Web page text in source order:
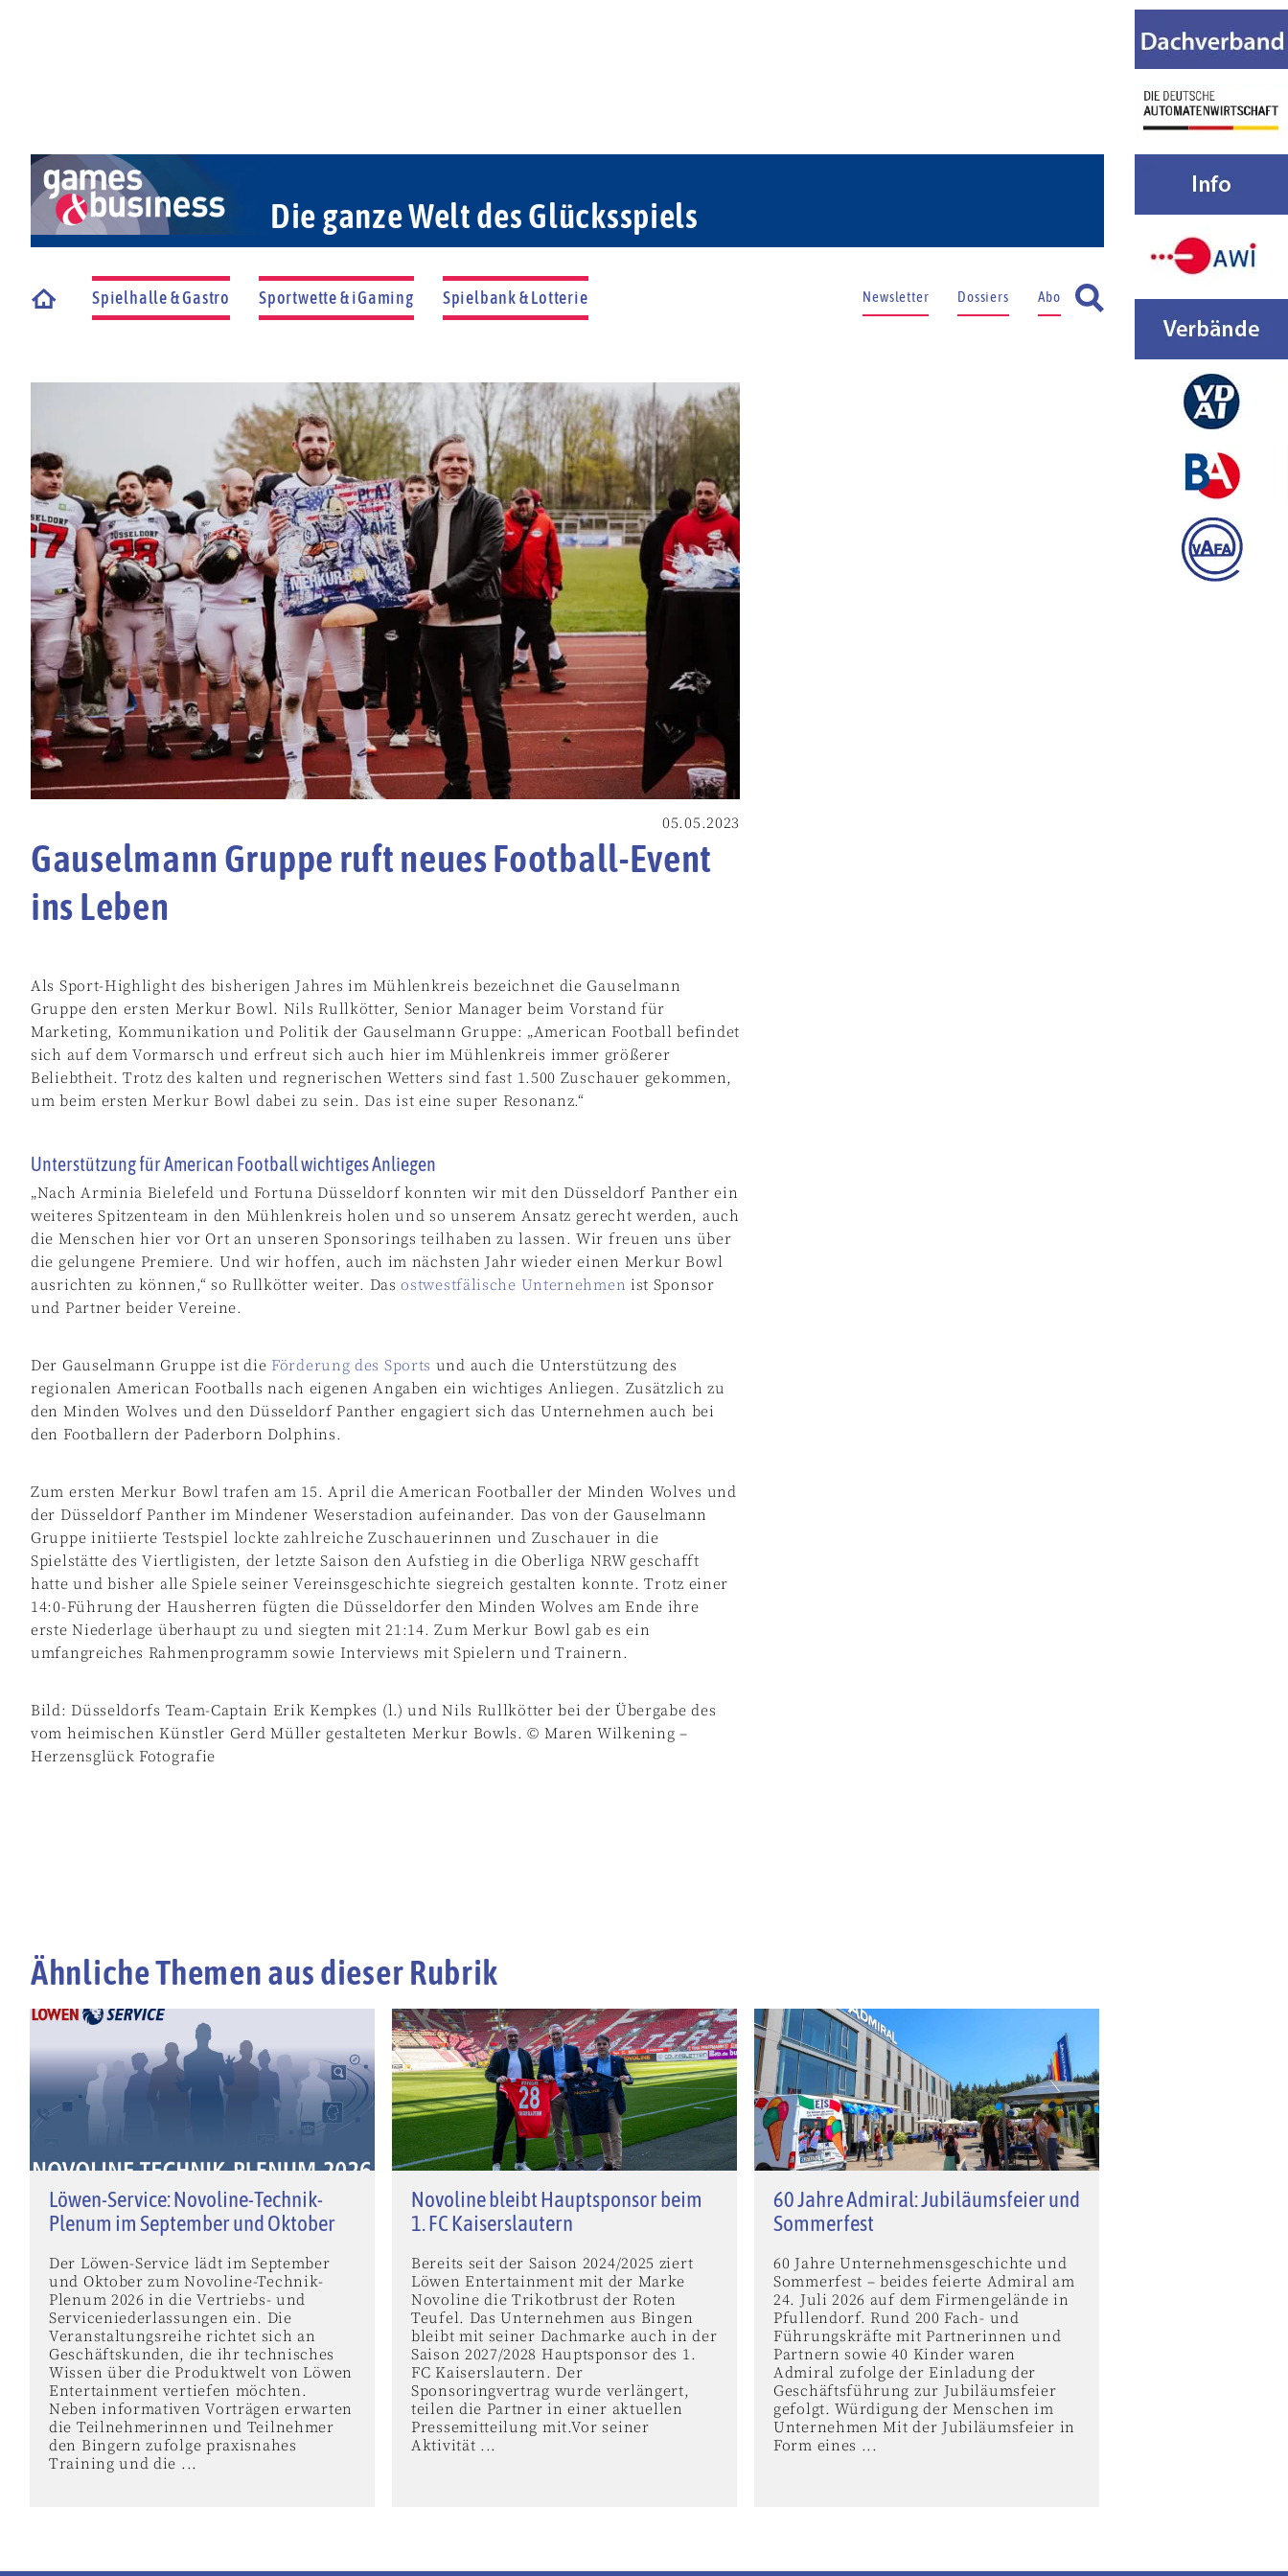
Die ganze Welt des Glücksspiels
Spielhalle & Gastro Sportwette & iGaming Spielbank & Lotterie Newsletter Dossiers Abo
05.05.2023
Gauselmann Gruppe ruft neues Football-Event
ins Leben
Als Sport-Highlight des bisherigen Jahres im Mühlenkreis bezeichnet die Gauselmann
Gruppe den ersten Merkur Bowl. Nils Rullkötter, Senior Manager beim Vorstand für
Marketing, Kommunikation und Politik der Gauselmann Gruppe: „American Football befindet
sich auf dem Vormarsch und erfreut sich auch hier im Mühlenkreis immer größerer
Beliebtheit. Trotz des kalten und regnerischen Wetters sind fast 1.500 Zuschauer gekommen,
um beim ersten Merkur Bowl dabei zu sein. Das ist eine super Resonanz.“
Unterstützung für American Football wichtiges Anliegen
„Nach Arminia Bielefeld und Fortuna Düsseldorf konnten wir mit den Düsseldorf Panther ein
weiteres Spitzenteam in den Mühlenkreis holen und so unserem Ansatz gerecht werden, auch
die Menschen hier vor Ort an unseren Sponsorings teilhaben zu lassen. Wir freuen uns über
die gelungene Premiere. Und wir hoffen, auch im nächsten Jahr wieder einen Merkur Bowl
ausrichten zu können,“ so Rullkötter weiter. Dasostwestfälische Unternehmen ist Sponsor
und Partner beider Vereine.
Der Gauselmann Gruppe ist die Förderung des Sports und auch die Unterstützung des
regionalen American Footballs nach eigenen Angaben ein wichtiges Anliegen. Zusätzlich zu
den Minden Wolves und den Düsseldorf Panther engagiert sich das Unternehmen auch bei
den Footballern der Paderborn Dolphins.
Zum ersten Merkur Bowl trafen am 15. April die American Footballer der Minden Wolves und
der Düsseldorf Panther im Mindener Weserstadion aufeinander. Das von der Gauselmann
Gruppe initiierte Testspiel lockte zahlreiche Zuschauerinnen und Zuschauer in die
Spielstätte des Viertligisten, der letzte Saison den Aufstieg in die Oberliga NRW geschafft
hatte und bisher alle Spiele seiner Vereinsgeschichte siegreich gestalten konnte. Trotz einer
14:0-Führung der Hausherren fügten die Düsseldorfer den Minden Wolves am Ende ihre
erste Niederlage überhaupt zu und siegten mit 21:14. Zum Merkur Bowl gab es ein
umfangreiches Rahmenprogramm sowie Interviews mit Spielern und Trainern.
Bild: Düsseldorfs Team-Captain Erik Kempkes (l.) und Nils Rullkötter bei der Übergabe des
vom heimischen Künstler Gerd Müller gestalteten Merkur Bowls. © Maren Wilkening –
Herzensglück Fotografie
Ähnliche Themen aus dieser Rubrik
Löwen-Service: Novoline-Technik-
Plenum im September und Oktober
Der Löwen-Service lädt im September
und Oktober zum Novoline-Technik-
Plenum 2026 in die Vertriebs- und
Serviceniederlassungen ein. Die
Veranstaltungsreihe richtet sich an
Geschäftskunden, die ihr technisches
Wissen über die Produktwelt von Löwen
Entertainment vertiefen möchten.
Neben informativen Vorträgen erwarten
die Teilnehmerinnen und Teilnehmer
den Bingern zufolge praxisnahes
Training und die ...
Novoline bleibt Hauptsponsor beim
1. FC Kaiserslautern
Bereits seit der Saison 2024/2025 ziert
Löwen Entertainment mit der Marke
Novoline die Trikotbrust der Roten
Teufel. Das Unternehmen aus Bingen
bleibt mit seiner Dachmarke auch in der
Saison 2027/2028 Hauptsponsor des 1.
FC Kaiserslautern. Der
Sponsoringvertrag wurde verlängert,
teilen die Partner in einer aktuellen
Pressemitteilung mit.Vor seiner
Aktivität ...
60 Jahre Admiral: Jubiläumsfeier und
Sommerfest
60 Jahre Unternehmensgeschichte und
Sommerfest – beides feierte Admiral am
24. Juli 2026 auf dem Firmengelände in
Pfullendorf. Rund 200 Fach- und
Führungskräfte mit Partnerinnen und
Partnern sowie 40 Kinder waren
Admiral zufolge der Einladung der
Geschäftsführung zur Jubiläumsfeier
gefolgt. Würdigung der Menschen im
Unternehmen Mit der Jubiläumsfeier in
Form eines ...